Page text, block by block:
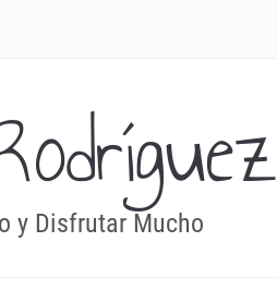
y Disfrutar Mucho